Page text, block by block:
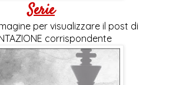
Serie
per visualizzare il post di
corrispondente